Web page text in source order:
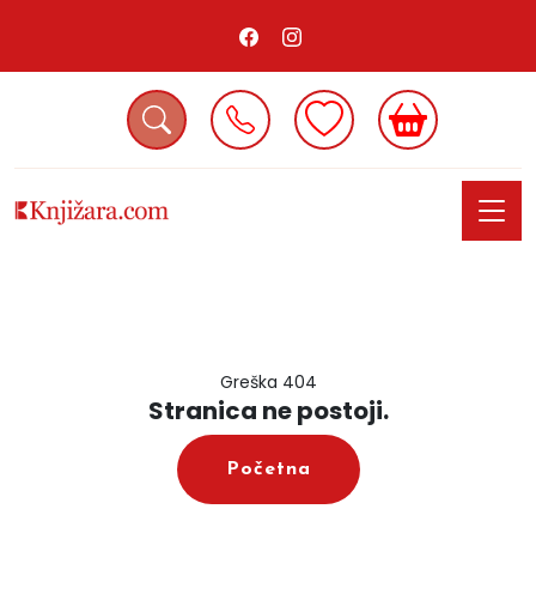
Greška 404
Stranica ne postoji.
Početna